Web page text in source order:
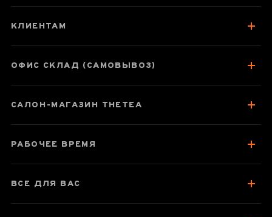
Великая
Посуда для заваривания
Хранение и упаковка
КЛИЕНТАМ
ОФИС СКЛАД (САМОВЫВОЗ)
САЛОН-МАГАЗИН THETEA
РАБОЧЕЕ ВРЕМЯ
ВСЕ ДЛЯ ВАС